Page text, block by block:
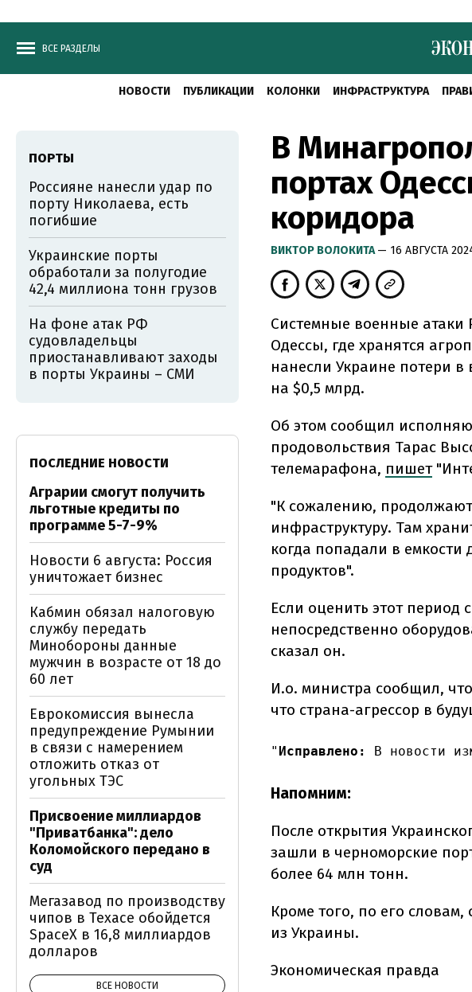
ВСЕ РАЗДЕЛЫ
НОВОСТИ ПУБЛИКАЦИИ КОЛОНКИ ИНФРАСТРУКТУРА
В
портах
коридора
ВИКТОР ВОЛОКИТА— 16 АВГУСТА
Системные военные атаки
Одессы, где хранятся
нанесли Украине потери
на $0,5 млрд.
Об этом сообщил
продовольствия Тарас
телемарафона, пишет
"К сожалению,
инфраструктуру. Там
когда попадали в емкости
продуктов".
Если оценить этот период
непосредственно
сказал он.
И.о. министра сообщил,
что страна-агрессор в
" Исправлено: В новости
Напомним:
После открытия
зашли в черноморские
более 64 млн тонн.
Кроме того, по его
из Украины.
Экономическая правда
ПОРТЫ
Россияне нанесли удар по
порту Николаева, есть
погибшие
Украинские порты
обработали за полугодие
42,4 миллиона тонн грузов
На фоне атак РФ
судовладельцы
приостанавливают заходы
в порты Украины – СМИ
ПОСЛЕДНИЕ НОВОСТИ
Аграрии смогут получить
льготные кредиты по
программе 5-7-9%
Новости 6 августа: Россия
уничтожает бизнес
Кабмин обязал налоговую
службу передать
Минобороны данные
мужчин в возрасте от 18 до
60 лет
Еврокомиссия вынесла
предупреждение Румынии
в связи с намерением
отложить отказ от
угольных ТЭС
Присвоение миллиардов
"Приватбанка": дело
Коломойского передано в
суд
Мегазавод по производству
чипов в Техасе обойдется
SpaceX в 16,8 миллиардов
долларов
ВСЕ НОВОСТИ